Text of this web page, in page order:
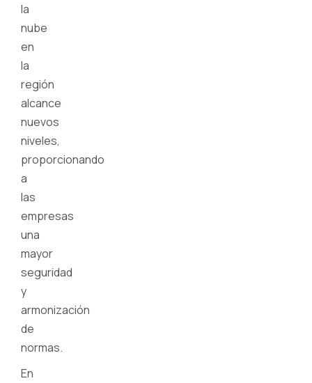
la
nube
en
la
región
alcance
nuevos
niveles,
proporcionando
a
las
empresas
una
mayor
seguridad
y
armonización
de
normas.
En